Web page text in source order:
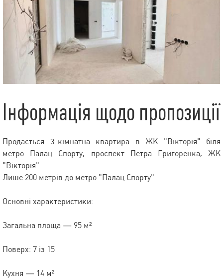
Інформація щодо пропозиції
Продається 3-кімнатна квартира в ЖК "Вікторія" біля
метро Палац Спорту, проспект Петра Григоренка, ЖК
"Вікторія"
Лише 200 метрів до метро "Палац Спорту"
Основні характеристики:
Загальна площа — 95 м²
Поверх: 7 із 15
Кухня — 14 м²